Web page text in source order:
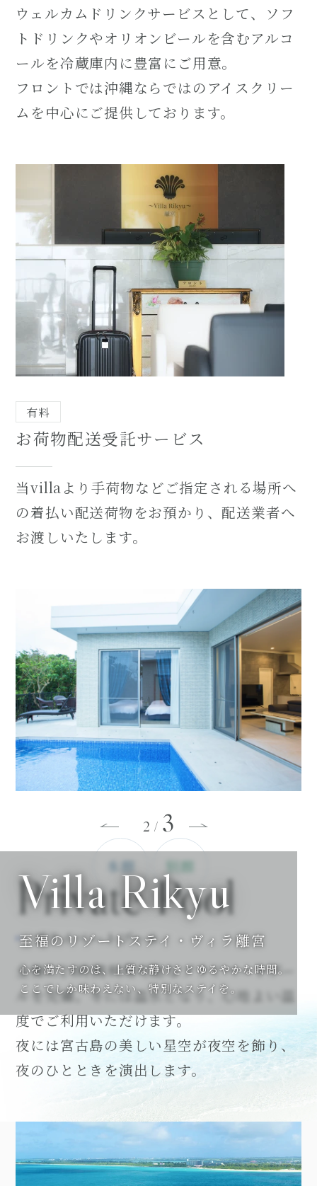
Villa Rikyu
至福のリゾートステイ・ヴィラ離宮
心を満たすのは、上質な静けさとゆるやかな時間。
ここでしか味わえない、特別なステイを。
ウェルカムドリンクサービスとして、ソフ
トドリンクやオリオンビールを含むアルコ
ールを冷蔵庫内に豊富にご用意。
フロントでは沖縄ならではのアイスクリー
ムを中心にご提供しております。
有料
お荷物配送受託サービス
当villaより手荷物などご指定される場所へ
の着払い配送荷物をお預かり、配送業者へ
お渡しいたします。
3 / 3
本館 別館
Private Pool
プライベートプール
全棟に24時間利用可能なプライベートプー
ルを完備。冬には温水となり、心地よい温
度でご利用いただけます。
夜には宮古島の美しい星空が夜空を飾り、
夜のひとときを演出します。